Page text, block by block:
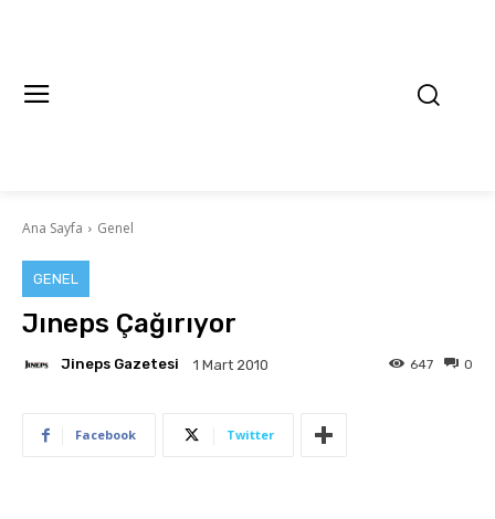
Ana Sayfa Genel
GENEL
Jıneps Çağırıyor
Jineps Gazetesi 1 Mart 2010 0
647
Facebook Twitter